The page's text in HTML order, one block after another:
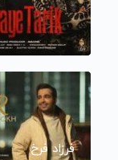
فرزاد فرخ